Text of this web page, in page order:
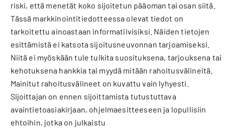
riski, että menetät koko sijoitetun pääoman tai osan siitä.
Tässä markkinointitiedotteessa olevat tiedot on
tarkoitettu ainoastaan informatiivisiksi. Näiden tietojen
esittämistä ei katsota sijoitusneuvonnan tarjoamiseksi.
Niitä ei myöskään tule tulkita suosituksena, tarjouksena tai
kehotuksena hankkia tai myydä mitään rahoitusvälineitä.
Mainitut rahoitusvälineet on kuvattu vain lyhyesti.
Sijoittajan on ennen sijoittamista tutustuttava
avaintietoasiakirjaan, ohjelmaesitteeseen ja lopullisiin
ehtoihin, jotka on julkaistu